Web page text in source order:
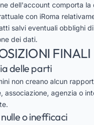
dell'account comporta la
con iRoma
salvi eventuali obblighi
dei dati.
FINALI
delle parti
non creano alcun
associazione, agenzia o
o inefficaci